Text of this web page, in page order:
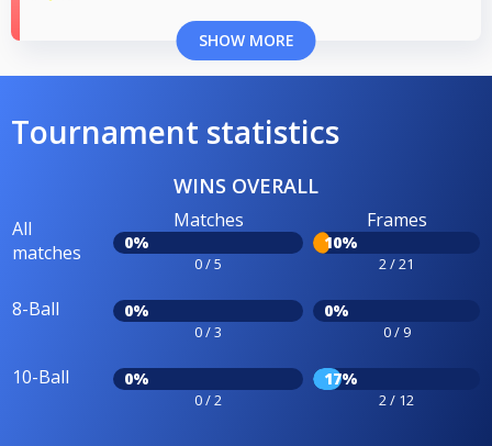
SHOW MORE
Tournament statistics
WINS OVERALL
All
matches
Matches
0%
0 / 5
Frames
10%
2 / 21
8-Ball 0%
0 / 3
0%
0 / 9
10-Ball 0%
0 / 2
17%
2 / 12